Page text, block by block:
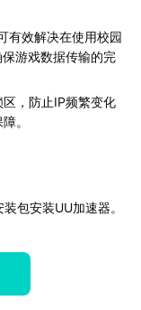
有效解决在使用校园
游戏数据传输的完
区，防止IP频繁变化
。
包安装UU加速器。